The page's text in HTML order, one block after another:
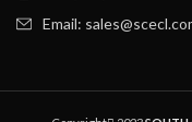
Email: